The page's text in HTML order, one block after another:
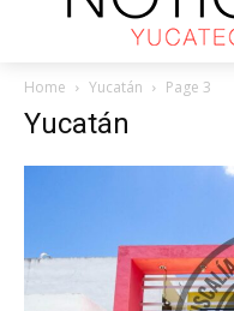
Home Yucatán Page 3
Yucatán